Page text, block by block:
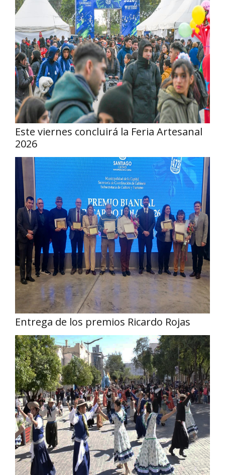
Este viernes concluirá la Feria Artesanal
2026
Entrega de los premios Ricardo Rojas